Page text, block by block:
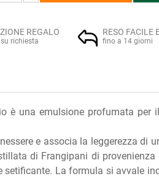
REGALO
richiesta
RESO FACILE
fino a 14 giorni
è una emulsione profumata per
e associa la leggerezza di
di Frangipani di provenienza
setificante. La formula si avvale